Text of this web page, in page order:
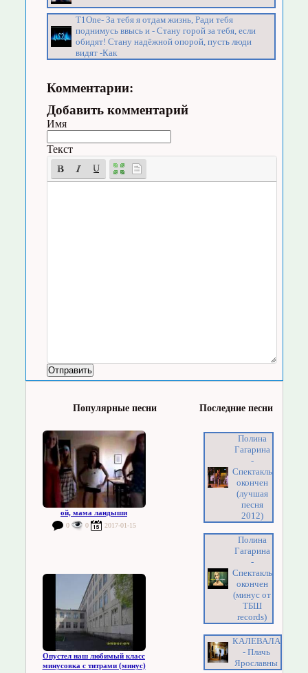
T1One- За тебя я отдам жизнь, Ради тебя
поднимусь ввысь и - Стану горой за тебя, если
обидят! Стану надёжной опорой, пусть люди
видят -Как
Комментарии:
Добавить комментарий
Имя
Текст
Популярные песни
ой, мама ландыши
0 0 2017-01-15
Опустел наш любимый класс
минусовка с титрами (минус)
Последние песни
Полина
Гагарина
-
Спектакль
окончен
(лучшая
песня
2012)
Полина
Гагарина
-
Спектакль
окончен
(минус от
ТБШ
records)
КАЛЕВАЛА
- Плачь
Ярославны